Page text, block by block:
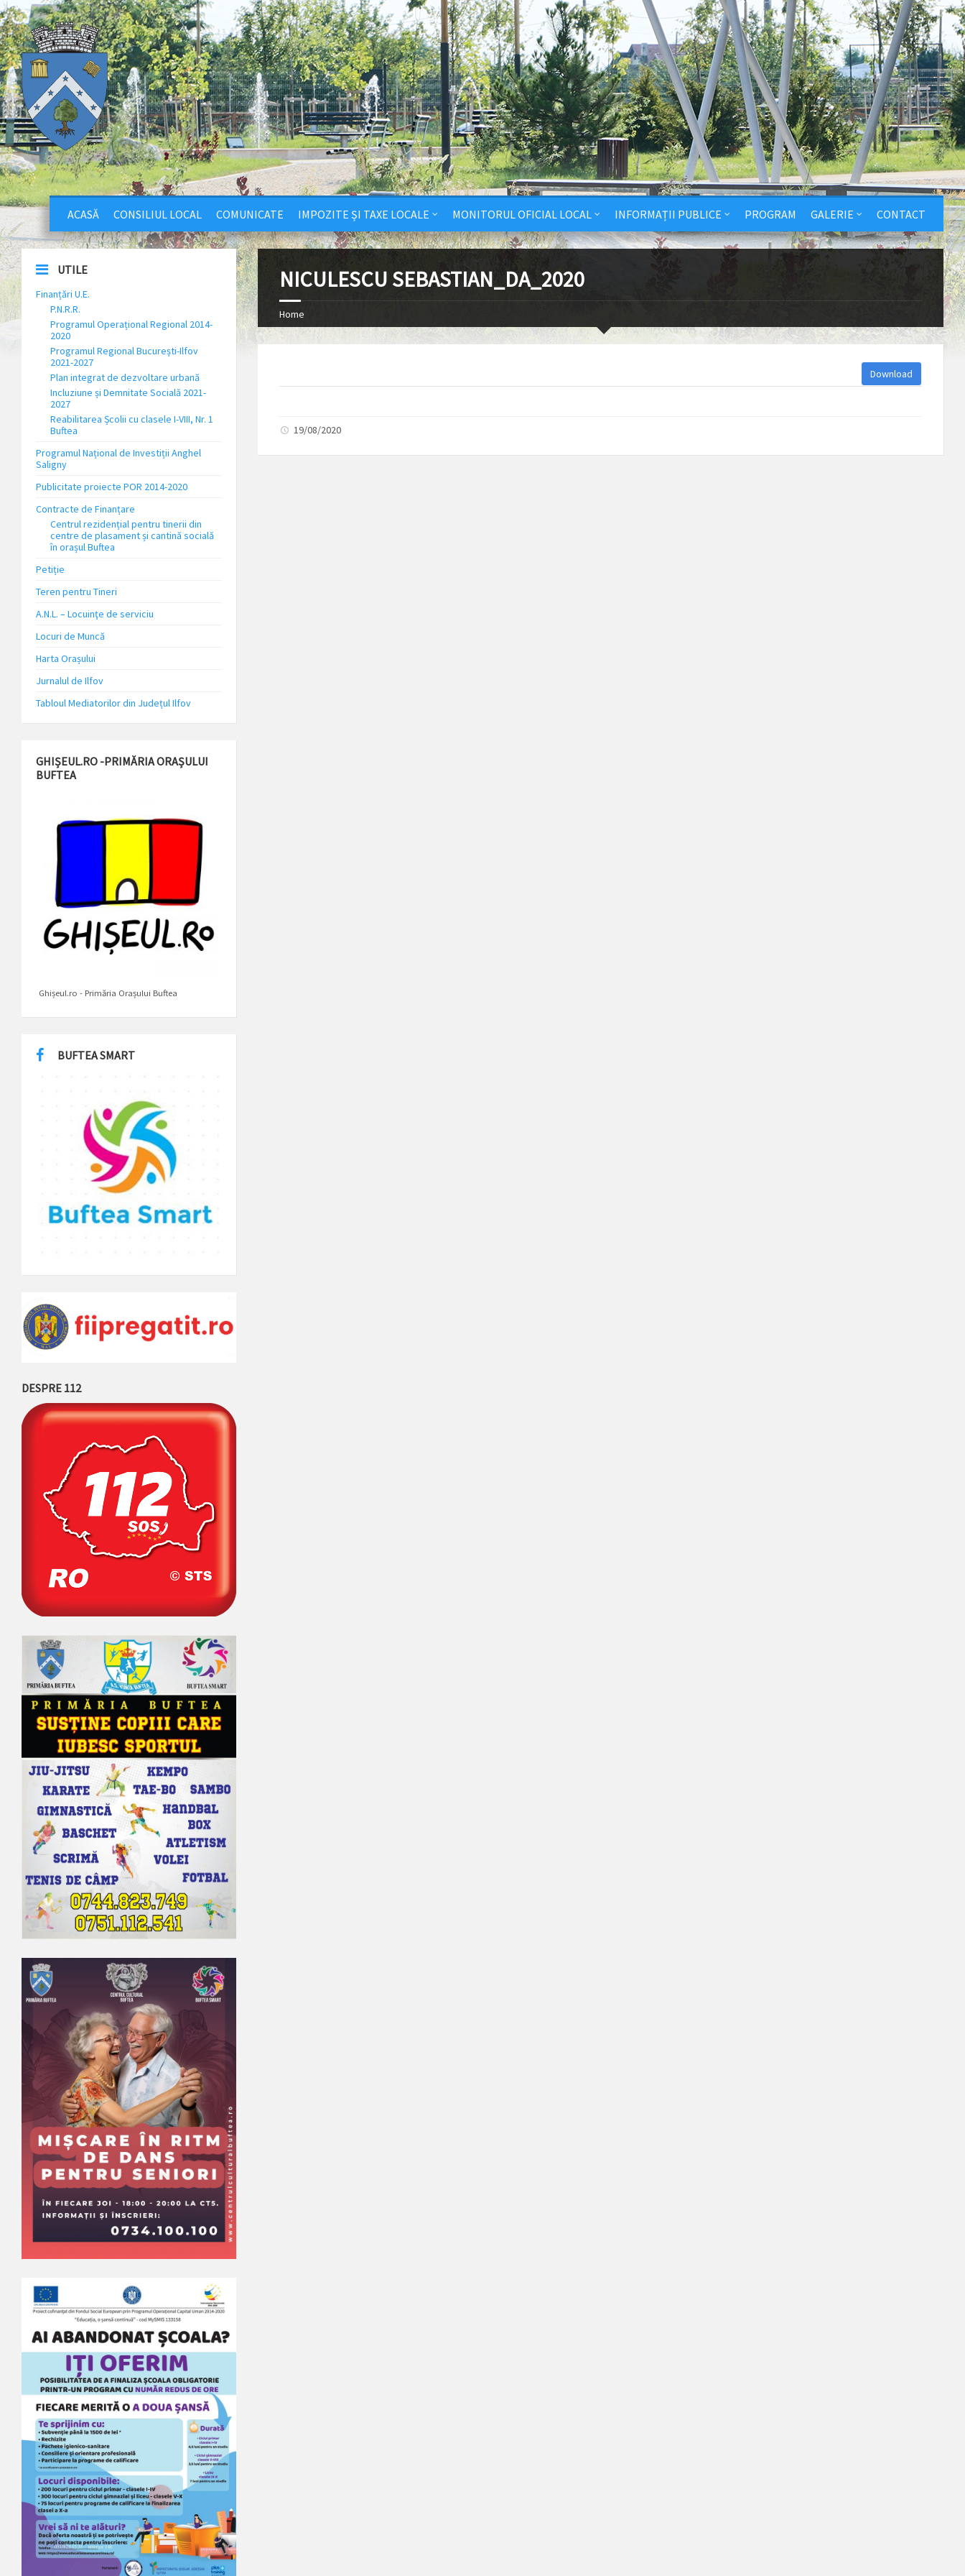
ACASĂ CONSILIUL LOCAL COMUNICATE IMPOZITE ȘI TAXE LOCALE MONITORUL OFICIAL LOCAL INFORMAȚII PUBLICE PROGRAM GALERIE CONTACT
NICULESCU SEBASTIAN_DA_2020
Home
Download
19/08/2020
UTILE
Finanțări U.E.
P.N.R.R.
Programul Operațional Regional 2014-
2020
Programul Regional București-Ilfov
2021-2027
Plan integrat de dezvoltare urbană
Incluziune și Demnitate Socială 2021-
2027
Reabilitarea Școlii cu clasele I-VIII, Nr. 1
Buftea
Programul Național de Investiții Anghel
Saligny
Publicitate proiecte POR 2014-2020
Contracte de Finanțare
Centrul rezidențial pentru tinerii din
centre de plasament și cantină socială
în orașul Buftea
Petiție
Teren pentru Tineri
A.N.L. – Locuinţe de serviciu
Locuri de Muncă
Harta Orașului
Jurnalul de Ilfov
Tabloul Mediatorilor din Județul Ilfov
GHIȘEUL.RO -PRIMĂRIA ORAȘULUI
BUFTEA
Ghișeul.ro - Primăria Orașului Buftea
BUFTEA SMART
DESPRE 112